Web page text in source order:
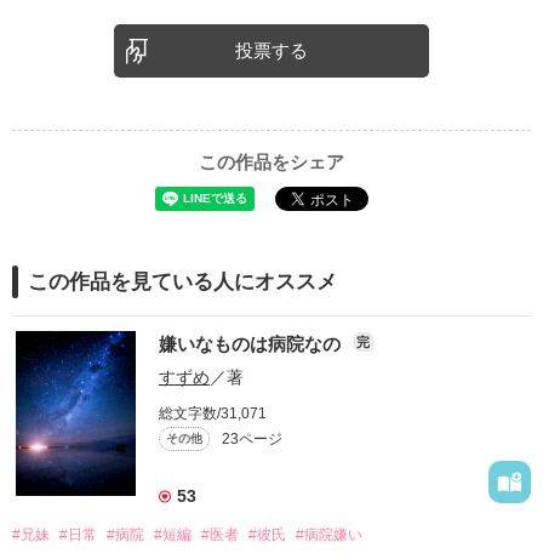
投票する
この作品をシェア
この作品を見ている人にオススメ
嫌いなものは病院なの 完
すずめ ／著
総文字数/31,071
その他 23ページ
53
#兄妹 #日常 #病院 #短編 #医者 #彼氏 #病院嫌い